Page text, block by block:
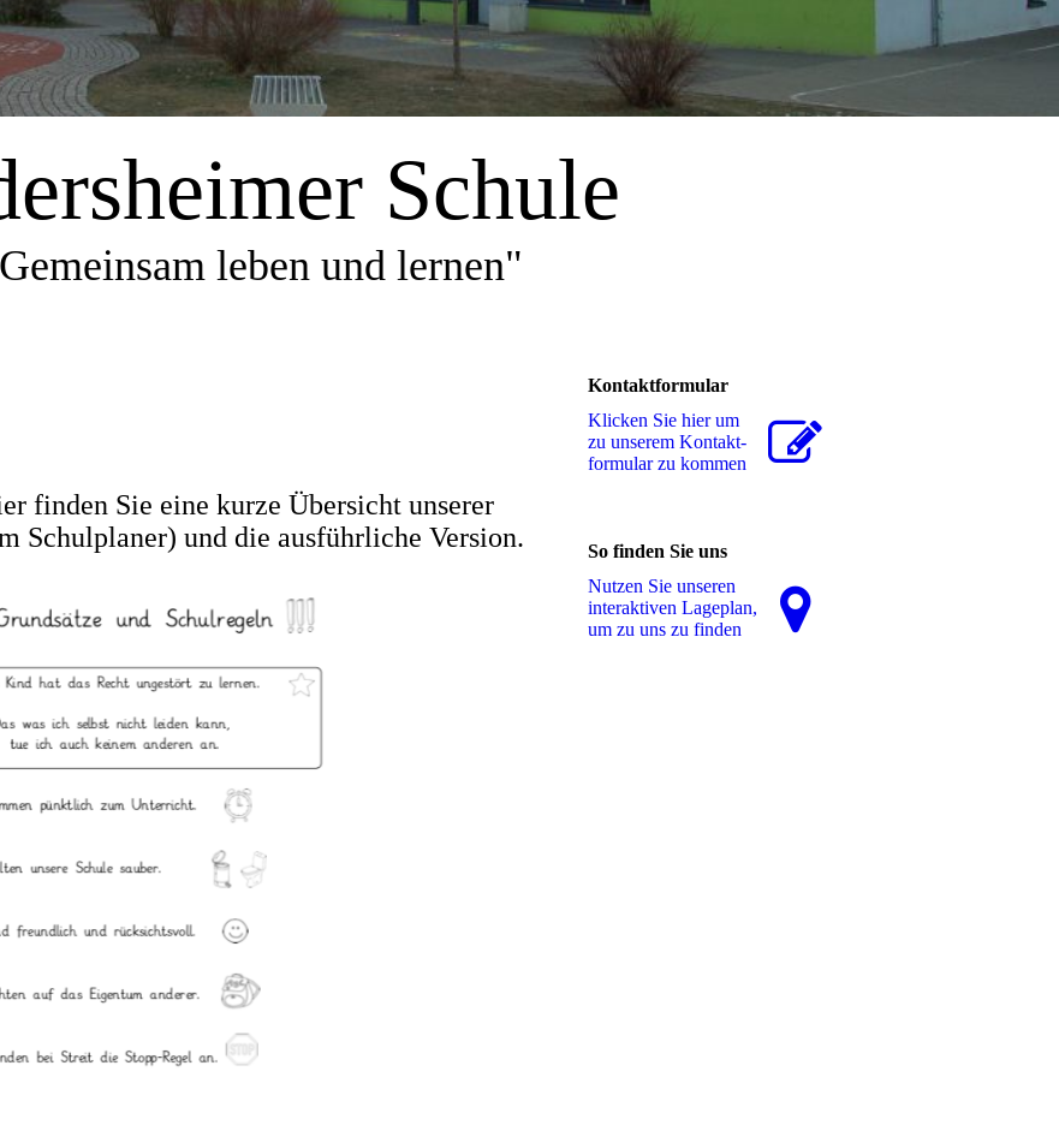
Schule
leben und lernen"
finden Sie eine kurze Übersicht unserer
Schulplaner) und die ausführliche Version.
Kontaktformular
Klicken Sie hier um
zu unserem Kon­takt­
for­mu­lar zu kommen
So finden Sie uns
Nutzen Sie unseren
interaktiven La­ge­plan,
um zu uns zu finden